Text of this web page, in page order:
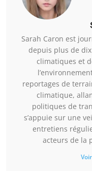
Sarah Caron est
depuis plus de
climatiques et
reportages de
climatique,
politiques de
s’appuie sur une
entretiens
acteurs de la